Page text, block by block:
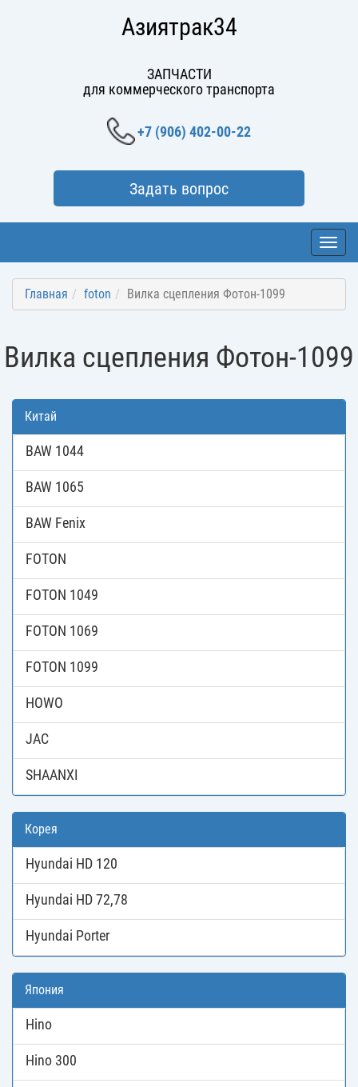
Азиятрак34
ЗАПЧАСТИ
для коммерческого транспорта
+7 (906) 402-00-22
Задать вопрос
Главная foton Вилка сцепления Фотон-1099
Вилка сцепления Фотон-1099
Китай
BAW 1044
BAW 1065
BAW Fenix
FOTON
FOTON 1049
FOTON 1069
FOTON 1099
HOWO
JAC
SHAANXI
Корея
Hyundai HD 120
Hyundai HD 72,78
Hyundai Porter
Япония
Hino
Hino 300